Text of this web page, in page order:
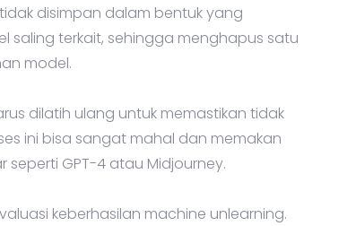
disimpan dalam bentuk yang
saling terkait, sehingga menghapus satu
model.
dilatih ulang untuk memastikan tidak
ini bisa sangat mahal dan memakan
seperti GPT-4 atau Midjourney.
keberhasilan machine unlearning.